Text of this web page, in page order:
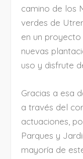
camino de los
verdes de
en un
nuevas
uso y disfrute
Gracias a esa
a través del
actuaciones,
Parques y
mayoría de